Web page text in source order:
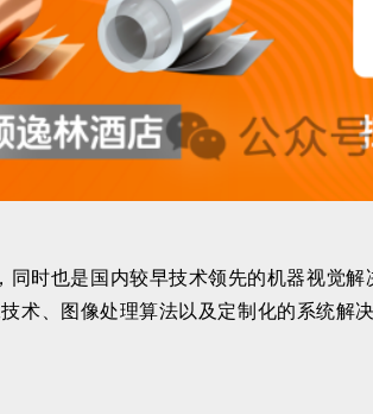
时也是国内较早技术领先的机器视觉
术、图像处理算法以及定制化的系统解